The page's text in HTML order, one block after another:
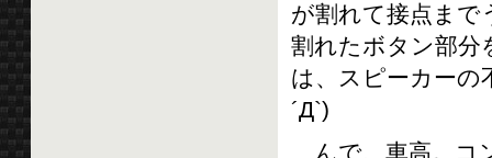
が割れて接点ま
割れたボタン部分
は、スピーカーの
´Д`)
んで、車高。コ